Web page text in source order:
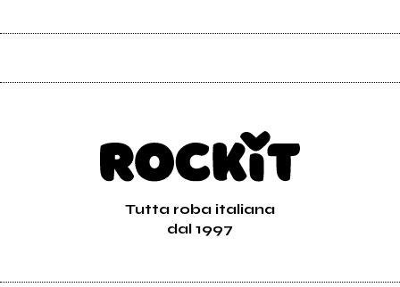
Tutta roba italiana
dal 1997